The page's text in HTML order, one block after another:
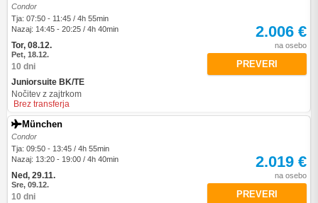
Condor
Tja: 07:50 - 11:45 / 4h 55min
Nazaj: 14:45 - 20:25 / 4h 40min
Tor, 08.12.
Pet, 18.12.
10 dni
Juniorsuite BK/TE
Nočitev z zajtrkom
Brez transferja
2.006 €
na osebo
PREVERI
München
Condor
Tja: 09:50 - 13:45 / 4h 55min
Nazaj: 13:20 - 19:00 / 4h 40min
Ned, 29.11.
Sre, 09.12.
10 dni
2.019 €
na osebo
PREVERI